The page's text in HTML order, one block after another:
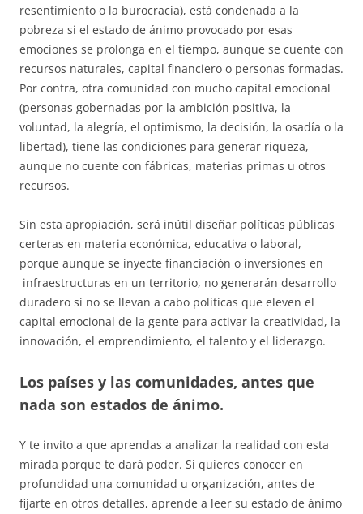
resentimiento o la burocracia), está condenada a la
pobreza si el estado de ánimo provocado por esas
emociones se prolonga en el tiempo, aunque se cuente con
recursos naturales, capital financiero o personas formadas.
Por contra, otra comunidad con mucho capital emocional
(personas gobernadas por la ambición positiva, la
voluntad, la alegría, el optimismo, la decisión, la osadía o la
libertad), tiene las condiciones para generar riqueza,
aunque no cuente con fábricas, materias primas u otros
recursos.
Sin esta apropiación, será inútil diseñar políticas públicas
certeras en materia económica, educativa o laboral,
porque aunque se inyecte financiación o inversiones en
infraestructuras en un territorio, no generarán desarrollo
duradero si no se llevan a cabo políticas que eleven el
capital emocional de la gente para activar la creatividad, la
innovación, el emprendimiento, el talento y el liderazgo.
Los países y las comunidades, antes que
nada son estados de ánimo.
Y te invito a que aprendas a analizar la realidad con esta
mirada porque te dará poder. Si quieres conocer en
profundidad una comunidad u organización, antes de
fijarte en otros detalles, aprende a leer su estado de ánimo